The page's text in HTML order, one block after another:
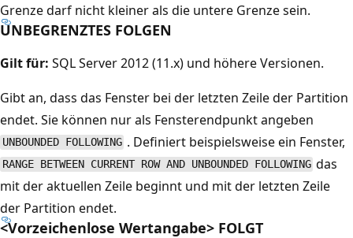
Grenze darf nicht kleiner als die untere Grenze sein.
UNBEGRENZTES FOLGEN
Gilt für: SQL Server 2012 (11.x) und höhere Versionen.
Gibt an, dass das Fenster bei der letzten Zeile der Partition
endet. Sie können nur als Fensterendpunkt angeben
UNBOUNDED FOLLOWING . Definiert beispielsweise ein Fenster,
RANGE BETWEEN CURRENT ROW AND UNBOUNDED FOLLOWING das
mit der aktuellen Zeile beginnt und mit der letzten Zeile
der Partition endet.
<Vorzeichenlose Wertangabe> FOLGT